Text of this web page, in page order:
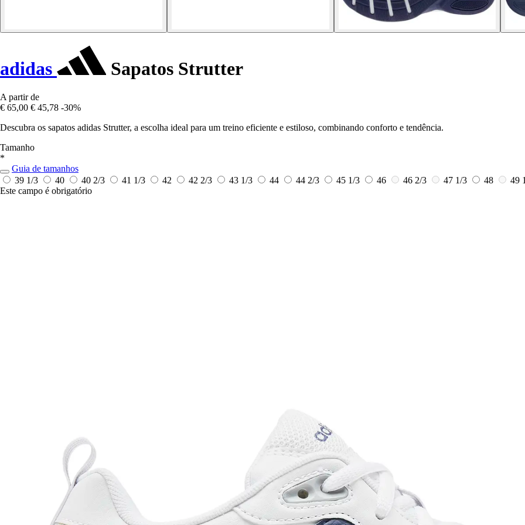
adidas Sapatos Strutter
A partir de
€ 65,00 € 45,78 -30%
Descubra os sapatos adidas Strutter, a escolha ideal para um treino eficiente e estiloso, combinando conforto e tendência.
Tamanho
*
Guia de tamanhos
39 1/3
40 40 2/3 41 1/3 42 42 2/3 43 1/3 44 44 2/3 45 1/3 46 46 2/3 47 1/3 48
49
Este campo é obrigatório